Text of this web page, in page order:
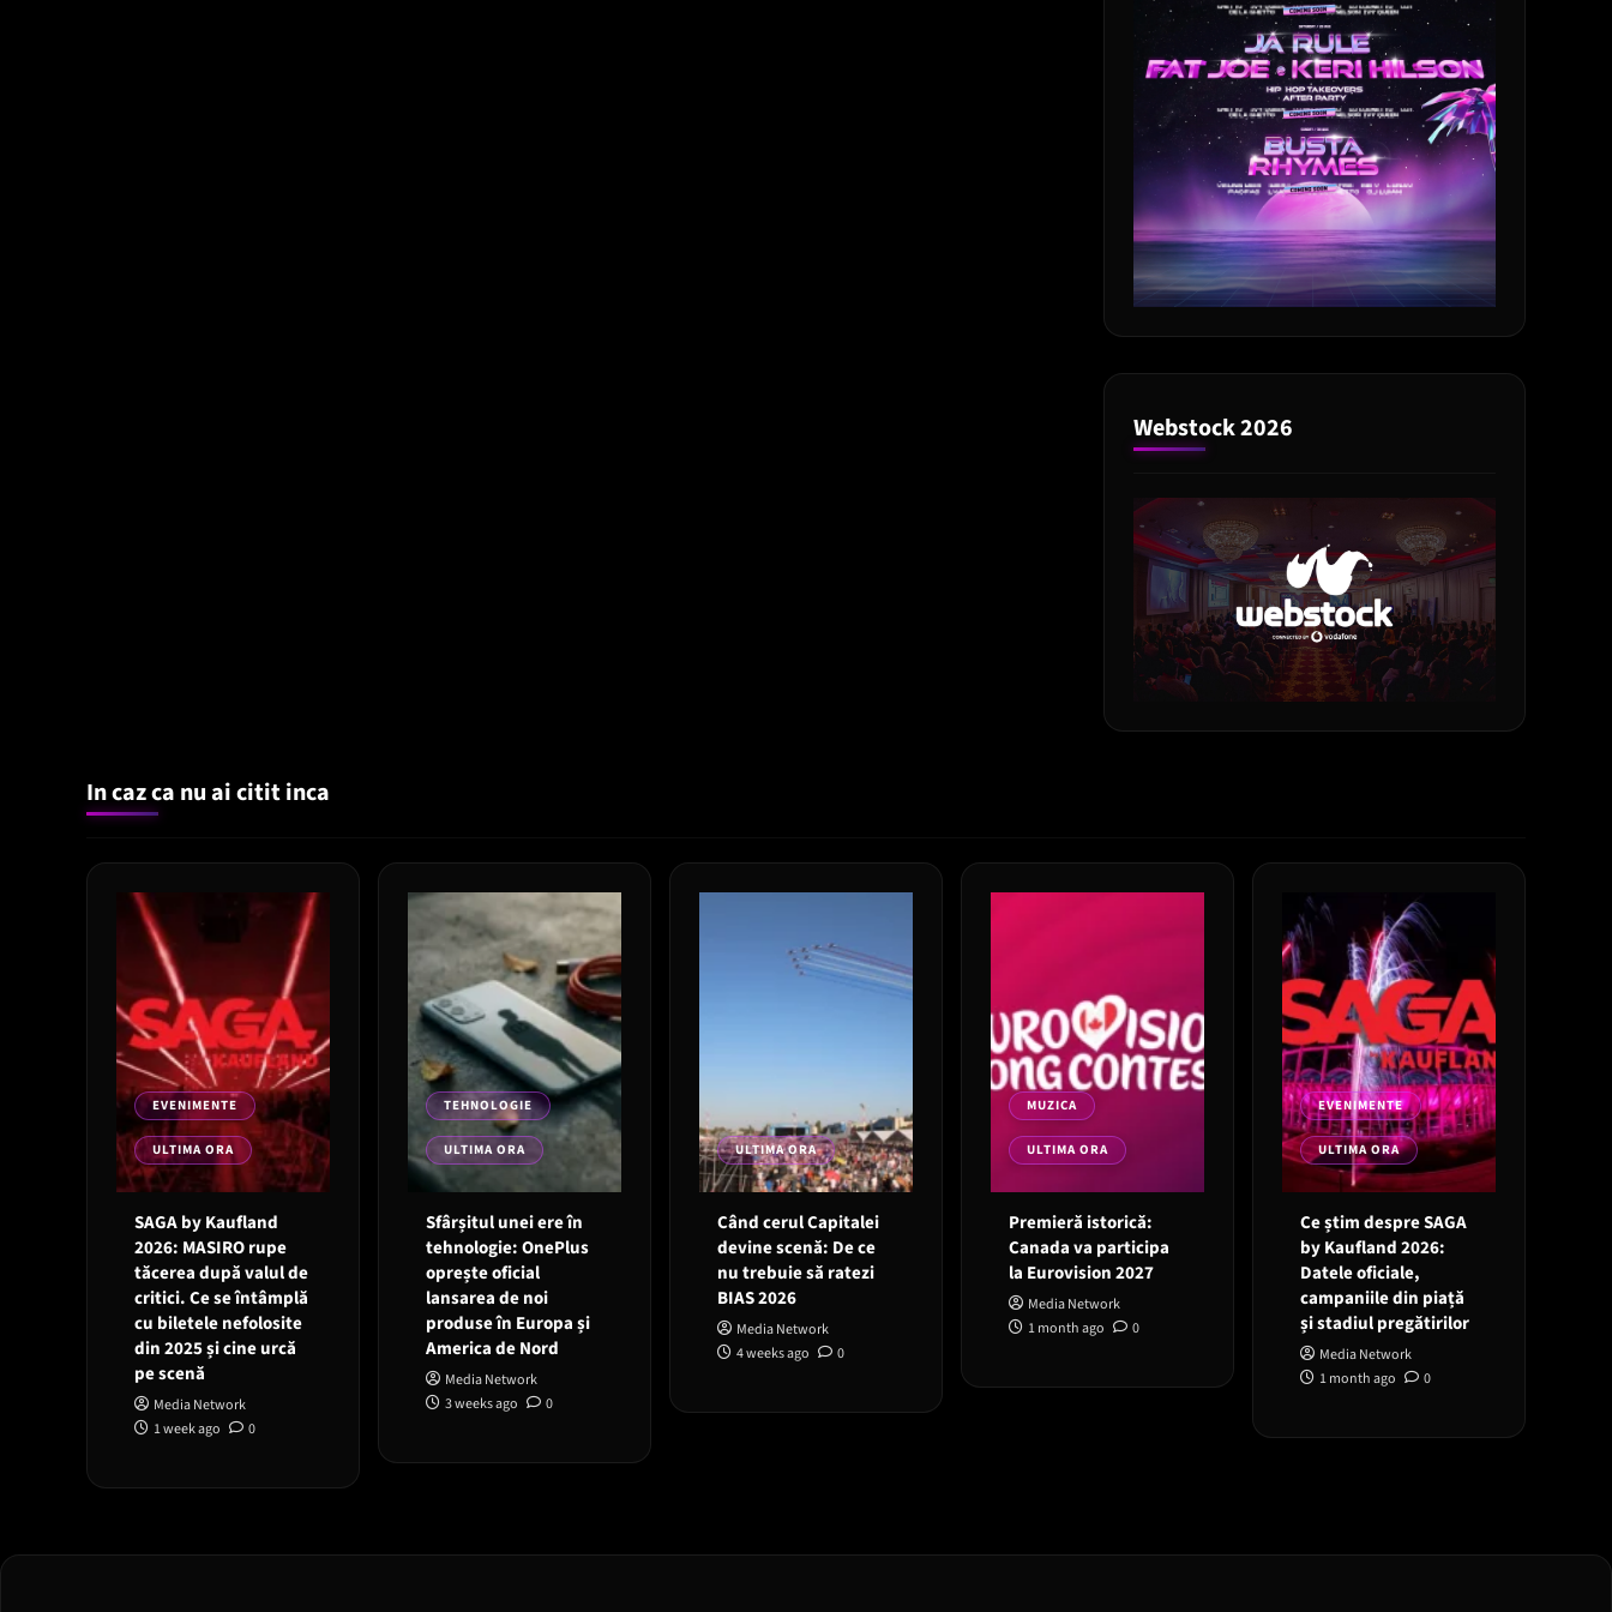
Webstock 2026
In caz ca nu ai citit inca
EVENIMENTE
ULTIMA ORA
SAGA by Kaufland
2026: MASIRO rupe
tăcerea după valul de
critici. Ce se întâmplă
cu biletele nefolosite
din 2025 și cine urcă
pe scenă
Media Network
1 week ago
0
TEHNOLOGIE
ULTIMA ORA
Sfârșitul unei ere în
tehnologie: OnePlus
oprește oficial
lansarea de noi
produse în Europa și
America de Nord
Media Network
3 weeks ago
0
ULTIMA ORA
Când cerul Capitalei
devine scenă: De ce
nu trebuie să ratezi
BIAS 2026
Media Network
4 weeks ago
0
MUZICA
ULTIMA ORA
Premieră istorică:
Canada va participa
la Eurovision 2027
Media Network
1 month ago
0
EVENIMENTE
ULTIMA ORA
Ce știm despre SAGA
by Kaufland 2026:
Datele oficiale,
campaniile din piață
și stadiul pregătirilor
Media Network
1 month ago
0